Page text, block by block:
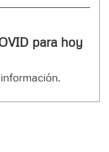
para hoy